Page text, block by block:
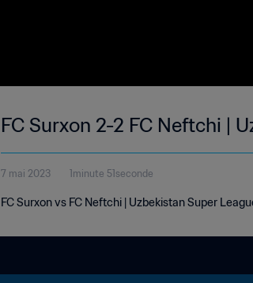
FC Surxon 2-2 FC Neftchi |
7 mai 2023 1minute 51seconde
FC Surxon vs FC Neftchi | Uzbekistan Super